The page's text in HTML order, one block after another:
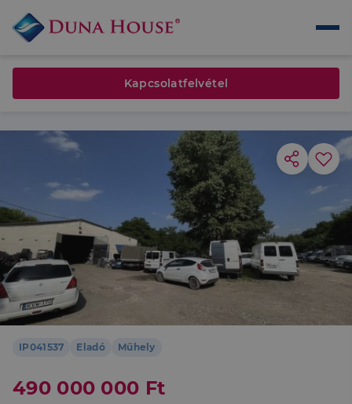
IP041537 Eladó Műhely
490 000 000 Ft
Kapcsolatfelvétel